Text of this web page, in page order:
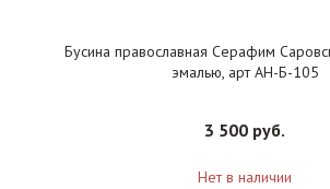
Бусина православная Серафим
эмалью, арт АН-Б-105
3 500 руб.
Нет в наличии